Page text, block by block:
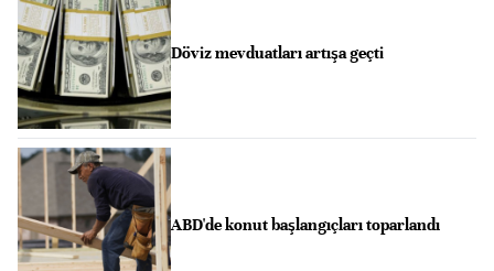
Döviz mevduatları artışa geçti
ABD'de konut başlangıçları toparlandı